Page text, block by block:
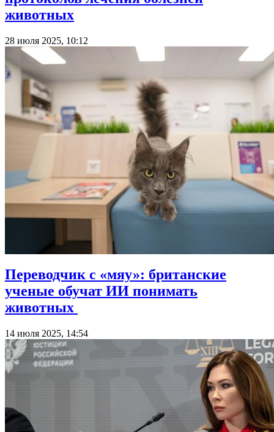
животных
28 июля 2025, 10:12
Переводчик с «мяу»: британские
ученые обучат ИИ понимать
животных
14 июля 2025, 14:54